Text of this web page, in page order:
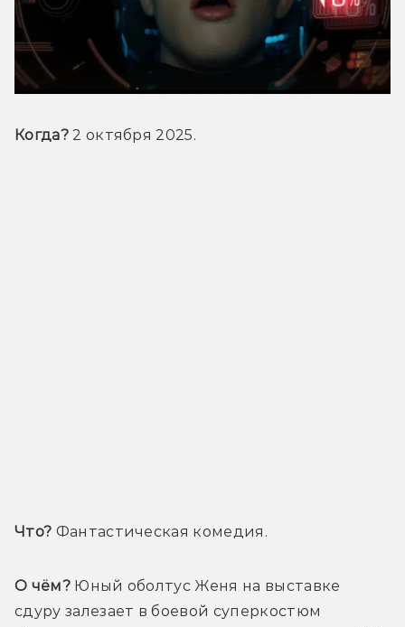
Когда? 2 октября 2025.
Что? Фантастическая комедия.
О чём? Юный оболтус Женя на выставке
сдуру залезает в боевой суперкостюм